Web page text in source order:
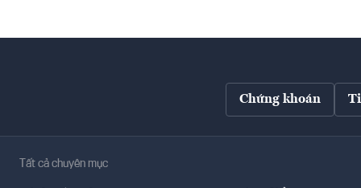
Chứng khoán
Tất cả chuyên mục